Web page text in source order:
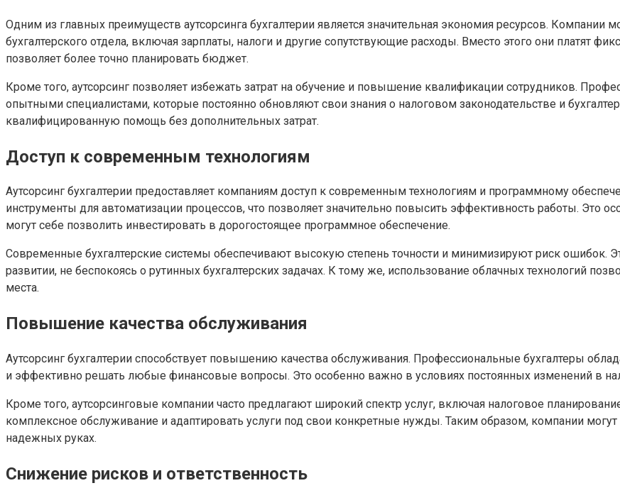
Одним из главных преимуществ аутсорсинга бухгалтерии является значительная экономия ресурсов. Компании
бухгалтерского отдела, включая зарплаты, налоги и другие сопутствующие расходы. Вместо этого они платят
позволяет более точно планировать бюджет.
Кроме того, аутсорсинг позволяет избежать затрат на обучение и повышение квалификации сотрудников.
опытными специалистами, которые постоянно обновляют свои знания о налоговом законодательстве и
квалифицированную помощь без дополнительных затрат.
Доступ к современным технологиям
Аутсорсинг бухгалтерии предоставляет компаниям доступ к современным технологиям и программному
инструменты для автоматизации процессов, что позволяет значительно повысить эффективность работы. Это
могут себе позволить инвестировать в дорогостоящее программное обеспечение.
Современные бухгалтерские системы обеспечивают высокую степень точности и минимизируют риск ошибок.
развитии, не беспокоясь о рутинных бухгалтерских задачах. К тому же, использование облачных технологий
места.
Повышение качества обслуживания
Аутсорсинг бухгалтерии способствует повышению качества обслуживания. Профессиональные бухгалтеры
и эффективно решать любые финансовые вопросы. Это особенно важно в условиях постоянных изменений в
Кроме того, аутсорсинговые компании часто предлагают широкий спектр услуг, включая налоговое
комплексное обслуживание и адаптировать услуги под свои конкретные нужды. Таким образом, компании
надежных руках.
Снижение рисков и ответственность